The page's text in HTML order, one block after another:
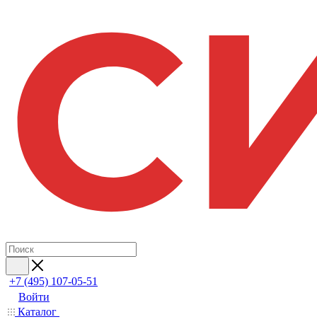
+7 (495) 107-05-51
Войти
Каталог